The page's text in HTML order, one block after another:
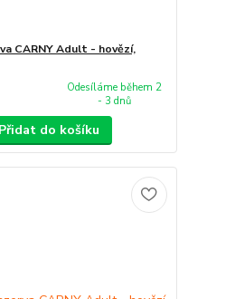
CARNY Adult - hovězí,
Odesíláme během 2
- 3 dnů
Přidat do košíku